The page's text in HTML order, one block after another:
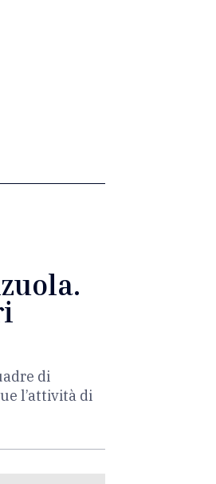
di
l’attività di